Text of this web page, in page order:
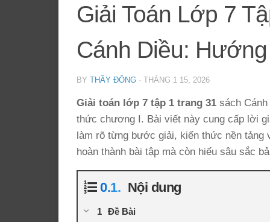
Giải Toán Lớp 7
Cánh Diều:
BY THẦY ĐÔNG · THÁNG 1 15, 2026
Giải toán lớp 7 tập 1 trang 31 sách
thức chương I. Bài viết này cung cấp lời
làm rõ từng bước giải, kiến thức nền
hoàn thành bài tập mà còn hiểu sâu sắc
Nội dung
Đề Bài